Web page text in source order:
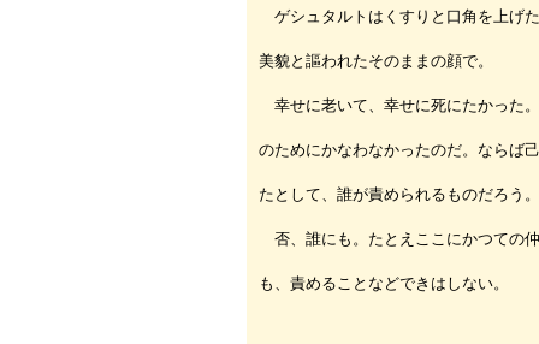
ゲシュタルトはくすりと口角を上げ
美貌と謳われたそのままの顔で。
幸せに老いて、幸せに死にたかった
のためにかなわなかったのだ。ならば
たとして、誰が責められるものだろう。
否、誰にも。たとえここにかつての
も、責めることなどできはしない。